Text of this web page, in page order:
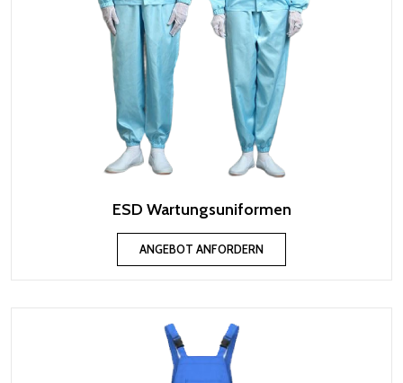
ESD Wartungsuniformen
ANGEBOT ANFORDERN